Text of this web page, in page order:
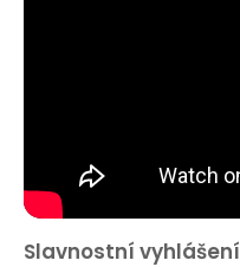
Slavnostní